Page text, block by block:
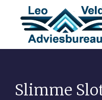
Slimme